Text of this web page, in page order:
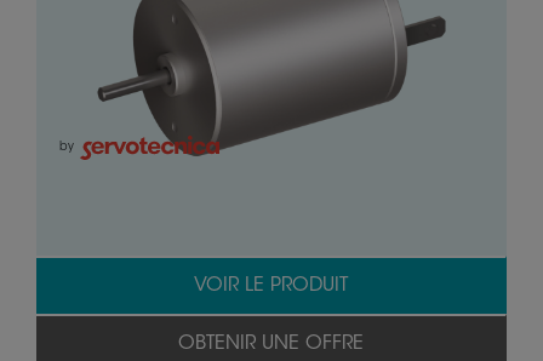
by
VOIR LE PRODUIT
OBTENIR UNE OFFRE